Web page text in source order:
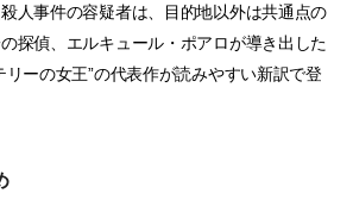
人事件の容疑者は、目的地以外は共通点の
探偵、エルキュール・ポアロが導き出した
ーの女王”の代表作が読みやすい新訳で登